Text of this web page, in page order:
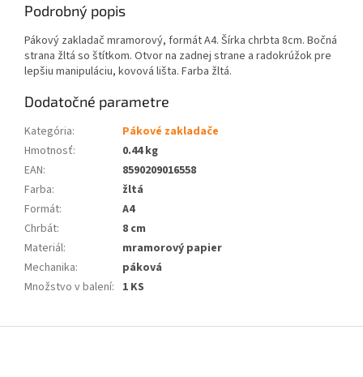
Podrobný popis
Pákový zakladač mramorový, formát A4. Šírka chrbta 8cm. Bočná
strana žltá so štítkom. Otvor na zadnej strane a radokrúžok pre
lepšiu manipuláciu, kovová lišta. Farba žltá.
Dodatočné parametre
Kategória:
Pákové zakladače
Hmotnosť:
0.44 kg
EAN:
8590209016558
Farba:
žltá
Formát:
A4
Chrbát:
8 cm
Materiál:
mramorový papier
Mechanika:
páková
Množstvo v balení: 1 KS